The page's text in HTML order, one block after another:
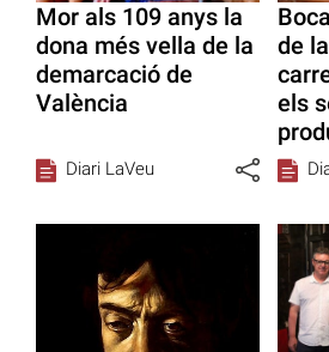
Mor als 109 anys la
dona més vella de la
demarcació de
València
Diari LaVeu
de
els